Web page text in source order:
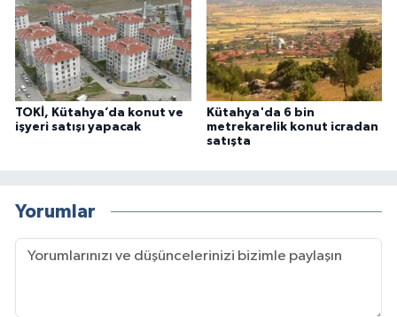
TOKİ, Kütahya’da konut ve
işyeri satışı yapacak
Kütahya'da 6 bin
metrekarelik konut icradan
satışta
Yorumlar